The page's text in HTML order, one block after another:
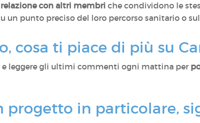
con altri membri che condividono le
un punto preciso del loro percorso sanitario o
cosa ti piace di più su
leggere gli ultimi commenti ogni mattina per
progetto in particolare,